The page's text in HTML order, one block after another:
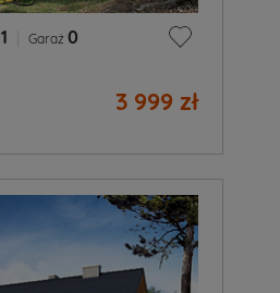
1 Garaż 0
3 999 zł